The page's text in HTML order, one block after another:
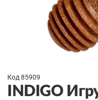
Код 85909
INDIGO